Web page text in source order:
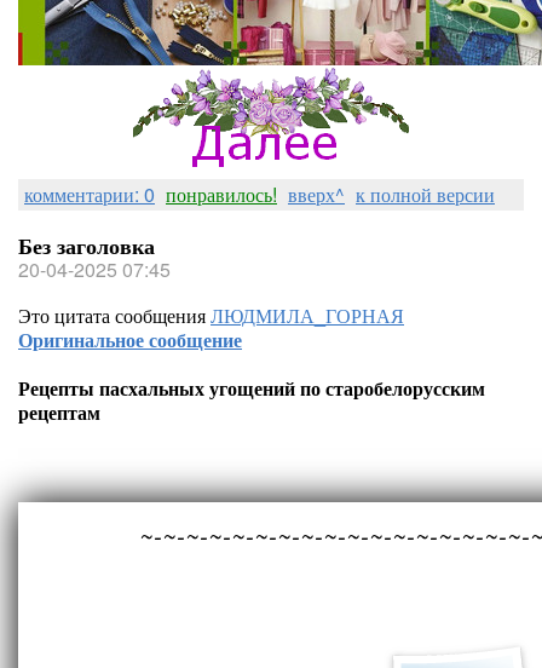
комментарии: 0 понравилось! вверх^ к полной версии
Без заголовка
20-04-2025 07:45
Это цитата сообщенияЛЮДМИЛА_ГОРНАЯ
Оригинальное сообщение
Рецепты пасхальных угощений по старобелорусским
рецептам
~-~-~-~-~-~-~-~-~-~-~-~-~-~-~-~-